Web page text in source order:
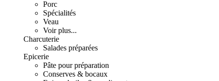
Porc
Spécialités
Veau
Voir plus...
Charcuterie
Salades préparées
Epicerie
Pâte pour préparation
Conserves & bocaux